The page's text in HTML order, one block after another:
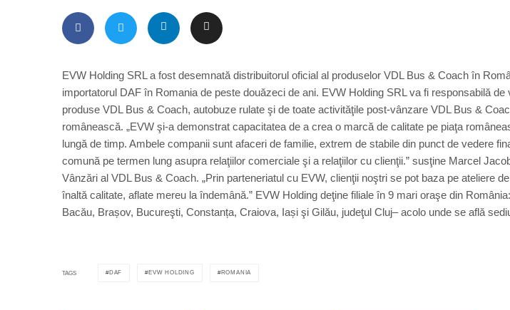
EVW Holding SRL a fost desemnată distribuitorul oficial al produselor VDL Bus & Coach în
importatorul DAF în Romania de peste douăzeci de ani. EVW Holding SRL va fi responsabilă de
produse VDL Bus & Coach, autobuze rulate şi de toate activităţile post-vânzare VDL Bus &
românească. „EVW şi-a demonstrat capacitatea de a crea o marcă de calitate pe piaţa
lungă de timp. Ambele companii sunt afaceri de familie, extrem de stabile din punct de vedere
comună pe termen lung asupra relaţiilor comerciale şi a relaţiilor cu clienţii.” susţine Marcel
Vânzări al VDL Bus & Coach. „Prin parteneriatul cu EVW, clienţii noştri se pot baza pe ateliere
înaltă calitate, aflate mereu la îndemână.” EVW Holding deţine filiale în 9 mari oraşe din
Bacău, Brașov, Bucureşti, Constanța, Craiova, Iași şi Gilău, judeţul Cluj– acolo unde se află
TAGS DAF EVW HOLDING ROMANIA